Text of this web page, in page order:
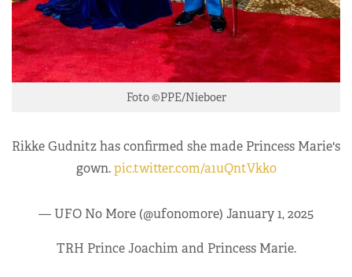
Foto ©PPE/Nieboer
Rikke Gudnitz has confirmed she made Princess Marie's
gown.pic.twitter.com/a1uQntVkk0
— UFO No More (@ufonomore) January 1, 2025
TRH Prince Joachim and Princess Marie.